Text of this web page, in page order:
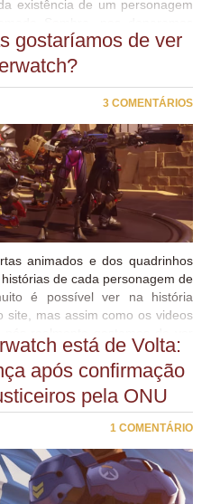
existência de um personagem
dentro do próprio jogo e isso
ainda mais fortes depois
Blizzard) que afirmam que
que estaria para ser lançada
a pergunta: Quem é Sombra?
estamos falando sobre o
Além do citado acima, uma
em artes e outros materiais
acreditam que essa pode
lembramos que tudo é
gostaríamos de ver
3 COMENTÁRIOS
animados e dos quadrinhos
de cada personagem de
é possível ver na história
site, mas assim como os videos
nisso, preparei um post com
histórias que gostaríamos de
A história da soldado Fareera
com as histórias dos
mais complicadas. Pharah
ter conseguido fazer parte da
os passos da mãe. Seria bem
Reinhardt Wilhelm, em uma
está de Volta:
após confirmação
pela ONU
1 COMENTÁRIO